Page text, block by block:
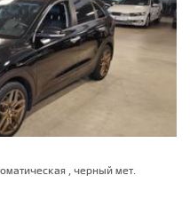
, черный мет.